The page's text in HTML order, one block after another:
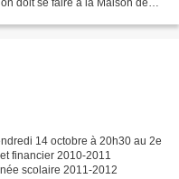
doit se faire à la Maison de
14 octobre à 20h30 au 2e
financier 2010-2011
scolaire 2011-2012